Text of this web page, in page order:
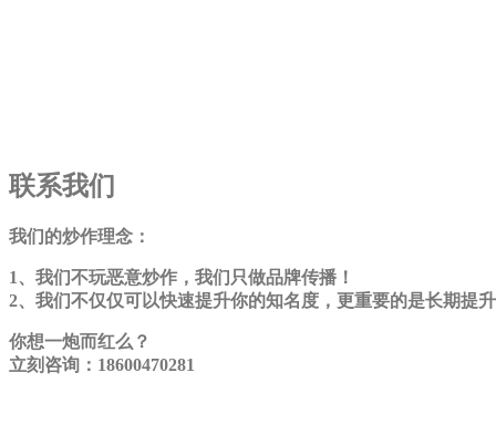
联系我们
我们的炒作理念：
1、我们不玩恶意炒作，我们只做品牌传播！
2、我们不仅仅可以快速提升你的知名度，更重要的是长期提
你想一炮而红么？
立刻咨询：18600470281